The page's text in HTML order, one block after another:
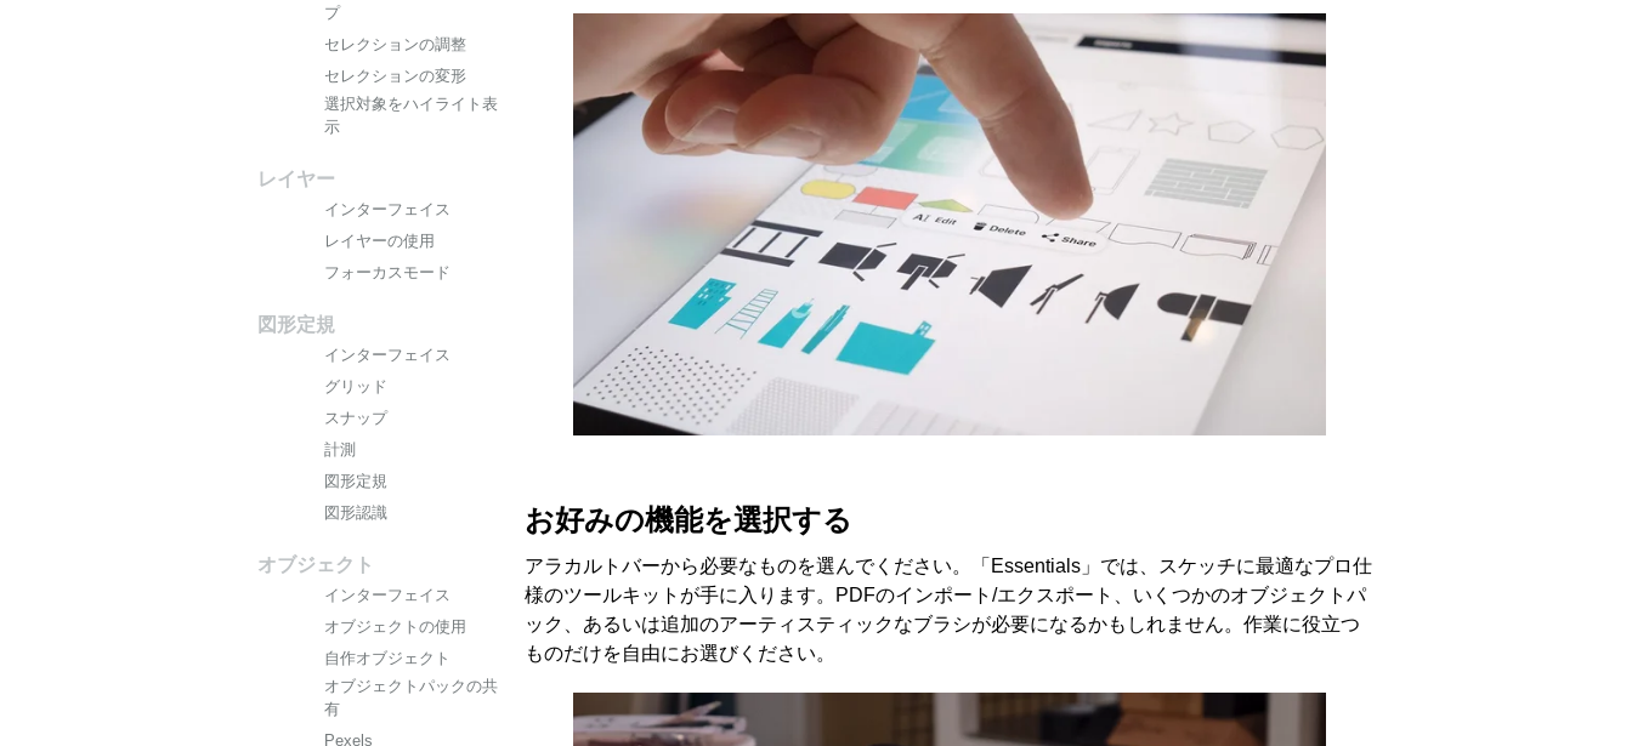
プ
セレクションの調整
セレクションの変形
選択対象をハイライト表
示
レイヤー
インターフェイス
レイヤーの使用
フォーカスモード
図形定規
インターフェイス
グリッド
スナップ
計測
図形定規
図形認識
オブジェクト
インターフェイス
オブジェクトの使用
自作オブジェクト
オブジェクトパックの共
有
Pexels
お好みの機能を選択する
アラカルトバーから必要なものを選んでください。「Essentials」では、スケッチに最適なプロ仕
様のツールキットが手に入ります。PDFのインポート/エクスポート、いくつかのオブジェクトパ
ック、あるいは追加のアーティスティックなブラシが必要になるかもしれません。作業に役立つ
ものだけを自由にお選びください。